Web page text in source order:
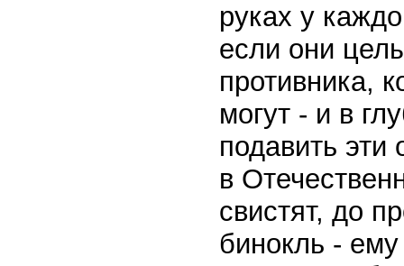
руках у
если они
противника,
могут - и в
подавить
в
свистят, до
бинокль -